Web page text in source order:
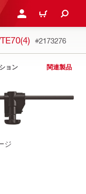
ログイン・新規オンライ
カート
#2173276
ョン 関連製品
ジ